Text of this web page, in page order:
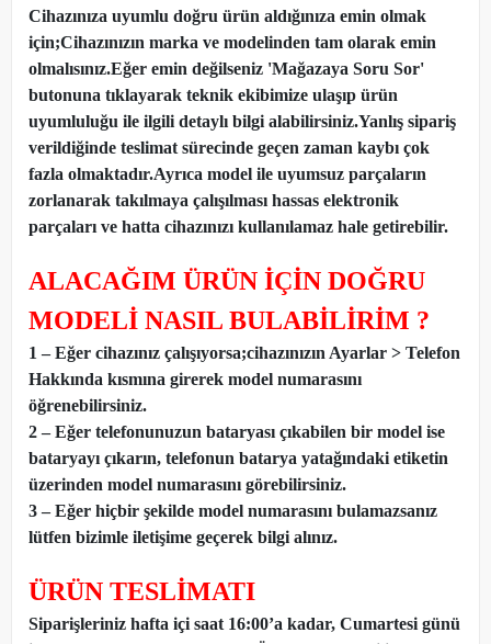
Cihazınıza uyumlu doğru ürün aldığınıza emin olmak
için;Cihazınızın marka ve modelinden tam olarak emin
olmalısınız.Eğer emin değilseniz 'Mağazaya Soru Sor'
butonuna tıklayarak teknik ekibimize ulaşıp ürün
uyumluluğu ile ilgili detaylı bilgi alabilirsiniz.Yanlış sipariş
verildiğinde teslimat sürecinde geçen zaman kaybı çok
fazla olmaktadır.Ayrıca model ile uyumsuz parçaların
zorlanarak takılmaya çalışılması hassas elektronik
parçaları ve hatta cihazınızı kullanılamaz hale getirebilir.
ALACAĞIM ÜRÜN İÇİN DOĞRU
MODELİ NASIL BULABİLİRİM ?
1 – Eğer cihazınız çalışıyorsa;cihazınızın Ayarlar > Telefon
Hakkında kısmına girerek model numarasını
öğrenebilirsiniz.
2 – Eğer telefonunuzun bataryası çıkabilen bir model ise
bataryayı çıkarın, telefonun batarya yatağındaki etiketin
üzerinden model numarasını görebilirsiniz.
3 – Eğer hiçbir şekilde model numarasını bulamazsanız
lütfen bizimle iletişime geçerek bilgi alınız.
ÜRÜN TESLİMATI
Siparişleriniz hafta içi saat 16:00’a kadar, Cumartesi günü